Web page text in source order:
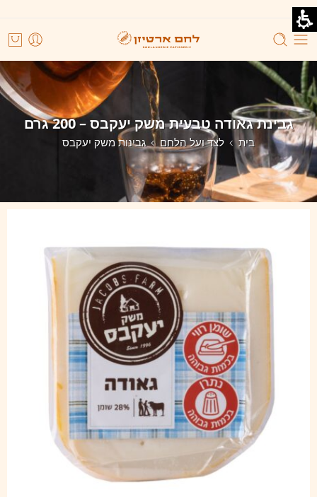
גבינת גאודה טבעית משק יעקבס – 200 גרם
בית לצד ועל הלחם גבינות משק יעקבס